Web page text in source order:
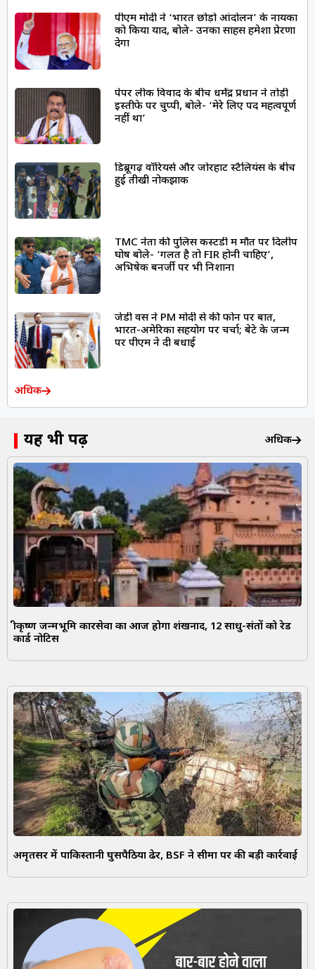
पीएम मोदी ने ‘भारत छोड़ो आंदोलन’ के नायकों
को किया याद, बोले- उनका साहस हमेशा प्रेरणा
देगा
पेपर लीक विवाद के बीच धर्मेंद्र प्रधान ने तोड़ी
इस्तीफे पर चुप्पी, बोले- ‘मेरे लिए पद महत्वपूर्ण
नहीं था’
डिब्रूगढ़ वॉरियर्स और जोरहाट स्टैलियंस के बीच
हुई तीखी नोकझोंक
TMC नेता की पुलिस कस्टडी में मौत पर दिलीप
घोष बोले- ‘गलत है तो FIR होनी चाहिए’,
अभिषेक बनर्जी पर भी निशाना
जेडी वेंस ने PM मोदी से की फोन पर बात,
भारत-अमेरिका सहयोग पर चर्चा; बेटे के जन्म
पर पीएम ने दी बधाई
अधिक
यह भी पढ़ें अधिक
श्रीकृष्ण जन्मभूमि कारसेवा का आज होगा शंखनाद, 12 साधु-संतों को रेड
कार्ड नोटिस
अमृतसर में पाकिस्तानी घुसपैठिया ढेर, BSF ने सीमा पर की बड़ी कार्रवाई